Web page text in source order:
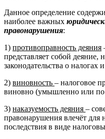
Данное определение
наиболее важных
правонарушения:
1) противоправность деяния
представляет собой
законодательства о налогах
2) виновность – налоговое
виновно (умышленно или по
3) наказуемость деяния –
правонарушения влечёт для
последствия в виде